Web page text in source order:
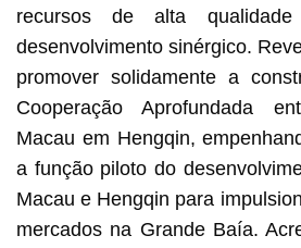
recursos de alta
desenvolvimento sinérgico.
promover solidamente a
Cooperação Aprofundada
Macau em Hengqin,
a função piloto do
Macau e Hengqin para
mercados na Grande Baía.